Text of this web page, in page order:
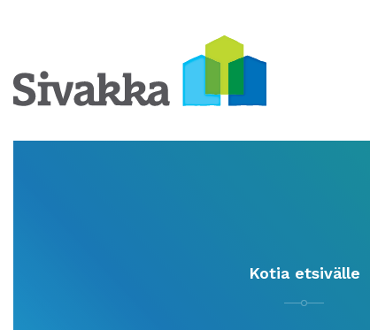
Kotia etsivälle